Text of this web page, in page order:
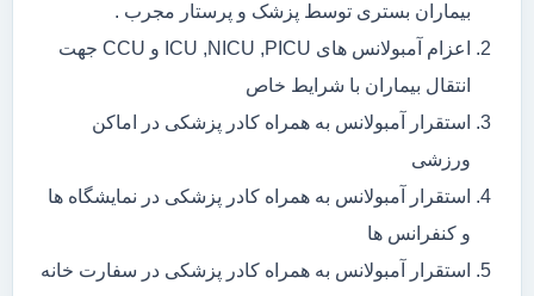
بیماران بستری توسط پزشک و پرستار مجرب .
اعزام آمبولانس های ICU ,NICU ,PICU و CCU جهت
انتقال بیماران با شرایط خاص
استقرار آمبولانس به همراه کادر پزشکی در اماکن
ورزشی
استقرار آمبولانس به همراه کادر پزشکی در نمایشگاه ها
و کنفرانس ها
استقرار آمبولانس به همراه کادر پزشکی در سفارت خانه